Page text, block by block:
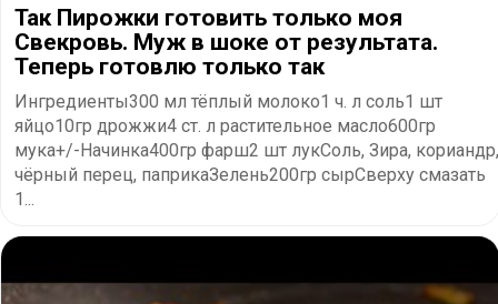
Так Пирожки готовить только моя
Свекровь. Муж в шоке от результата.
Теперь готовлю только так
Ингредиенты300 мл тёплый молоко1 ч. л соль1 шт
яйцо10гр дрожжи4 ст. л растительное масло600гр
мука+/-Начинка400гр фарш2 шт лукСоль, Зира, кориандр,
чёрный перец, паприкаЗелень200гр сырСверху смазать
1...